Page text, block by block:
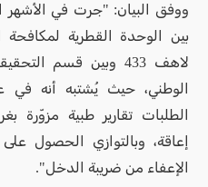
ووفق البيان: "جرت في الأشهر
بين الوحدة القطرية لمكافحة
لاهف 433 وبين قسم
الوطني، حيث يُشتبه أنه
الطلبات تقارير طبية
إعاقة، وبالتوازي الحصول
الإعفاء من ضريبة الدخل".